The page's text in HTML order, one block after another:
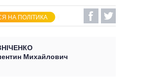
ПОЛІТИКА
ЕКОНОМІКА
СВІТ
ОБIЦЯНКИ
ОФІС
ІНФОГРАФІКА
НА ПОЛІТИКА
Михайлович